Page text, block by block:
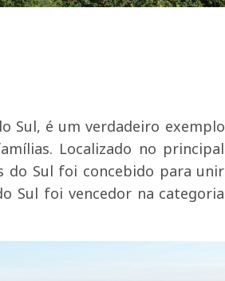
Sul, é um verdadeiro exemplo
Localizado no principal
do Sul foi concebido para unir
Sul foi vencedor na categoria